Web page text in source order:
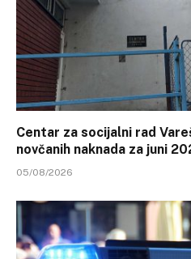
Centar za socijalni rad
novčanih naknada za juni
05/08/2026